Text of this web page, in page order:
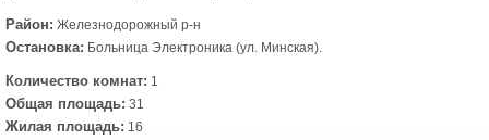
Район: Железнодорожный р-н
Остановка: Больница Электроника (ул. Минская).
Количество комнат: 1
Общая площадь: 31
Жилая площадь: 16